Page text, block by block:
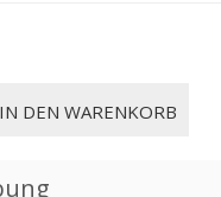
IN DEN WARENKORB